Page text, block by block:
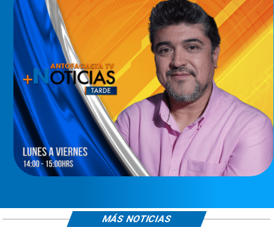
MÁS NOTICIAS